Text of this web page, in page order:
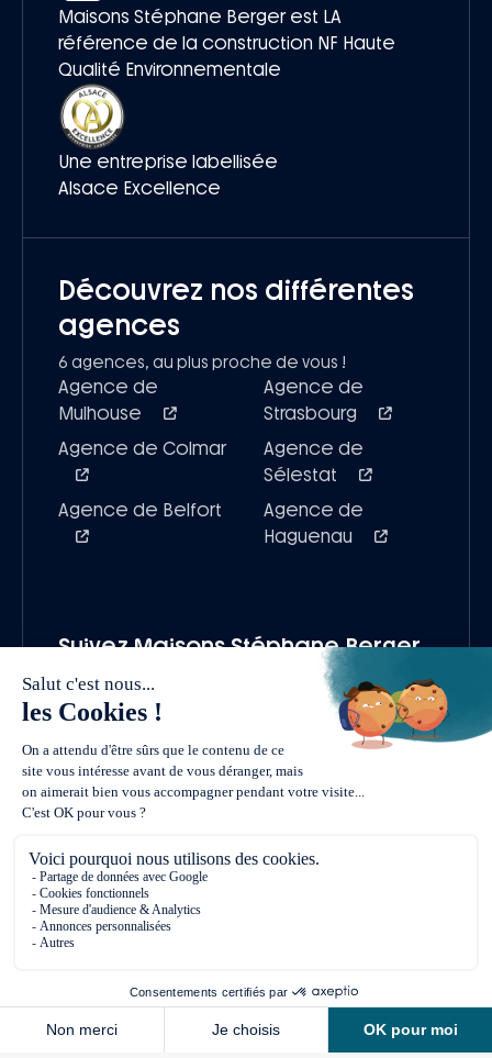
Maisons Stéphane Berger est LA
référence de la construction NF Haute
Qualité Environnementale
Une entreprise labellisée
Alsace Excellence
Découvrez nos différentes
agences
6 agences, au plus proche de vous !
Agence de
Mulhouse
Agence de
Strasbourg
Agence de Colmar
Agence de
Sélestat
Agence de Belfort
Agence de
Haguenau
Suivez Maisons Stéphane Berger
sur les réseaux sociaux
Une marque du groupe Vivialys
Vendre un terrain
Nous rejoindre
Politique de confidentialité